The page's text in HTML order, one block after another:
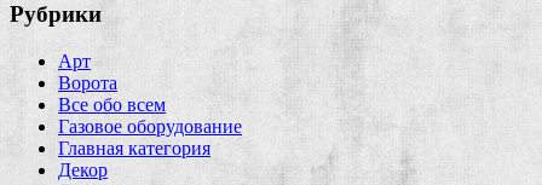
Рубрики
Арт
Ворота
Все обо всем
Газовое оборудование
Главная категория
Декор